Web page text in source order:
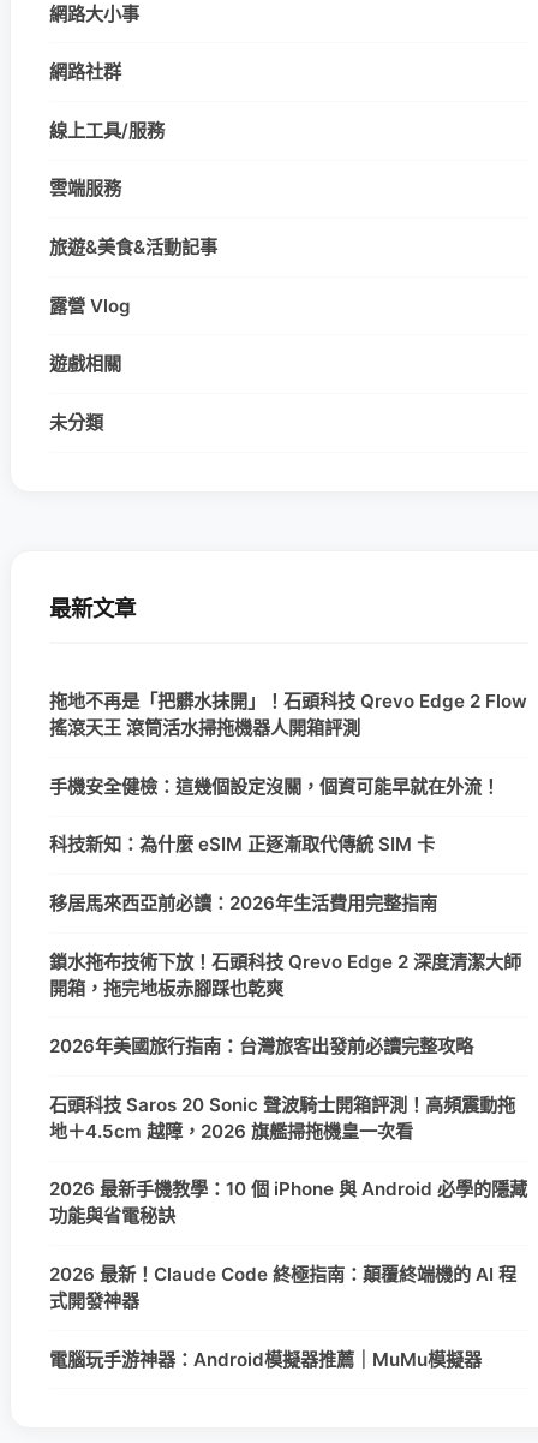
網路大小事
網路社群
線上工具/服務
雲端服務
旅遊&美食&活動記事
露營 Vlog
遊戲相關
未分類
最新文章
拖地不再是「把髒水抹開」！石頭科技 Qrevo Edge 2 Flow
搖滾天王 滾筒活水掃拖機器人開箱評測
手機安全健檢：這幾個設定沒關，個資可能早就在外流！
科技新知：為什麼 eSIM 正逐漸取代傳統 SIM 卡
移居馬來西亞前必讀：2026年生活費用完整指南
鎖水拖布技術下放！石頭科技 Qrevo Edge 2 深度清潔大師
開箱，拖完地板赤腳踩也乾爽
2026年美國旅行指南：台灣旅客出發前必讀完整攻略
石頭科技 Saros 20 Sonic 聲波騎士開箱評測！高頻震動拖
地＋4.5cm 越障，2026 旗艦掃拖機皇一次看
2026 最新手機教學：10 個 iPhone 與 Android 必學的隱藏
功能與省電秘訣
2026 最新！Claude Code 終極指南：顛覆終端機的 AI 程
式開發神器
電腦玩手游神器：Android模擬器推薦｜MuMu模擬器